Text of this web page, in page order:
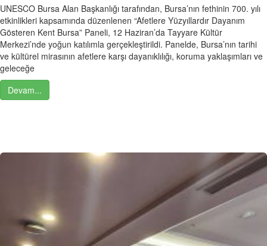
UNESCO Bursa Alan Başkanlığı tarafından, Bursa’nın fethinin 700. yılı
etkinlikleri kapsamında düzenlenen “Afetlere Yüzyıllardır Dayanım
Gösteren Kent Bursa” Paneli, 12 Haziran’da Tayyare Kültür
Merkezi’nde yoğun katılımla gerçekleştirildi. Panelde, Bursa’nın tarihi
ve kültürel mirasının afetlere karşı dayanıklılığı, koruma yaklaşımları ve
geleceğe
Devam...